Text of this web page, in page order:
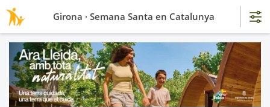
Girona · Semana Santa en Catalunya